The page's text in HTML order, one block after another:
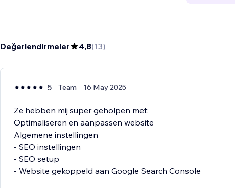
Değerlendirmeler 4,8(13)
5 Team 16 May 2025
Ze hebben mij super geholpen met:
Optimaliseren en aanpassen website
Algemene instellingen
- SEO instellingen
- SEO setup
- Website gekoppeld aan Google Search Console